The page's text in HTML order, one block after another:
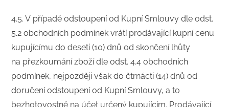
4.5. V případě odstoupení od Kupní Smlouvy dle odst.
5.2 obchodních podmínek vrátí prodávající kupní cenu
kupujícímu do deseti (10) dnů od skončení lhůty
na přezkoumání zboží dle odst. 4.4 obchodních
podmínek, nejpozději však do čtrnácti (14) dnů od
doručení odstoupení od Kupní Smlouvy, a to
bezhotovostně na účet určený kupujícím. Prodávající